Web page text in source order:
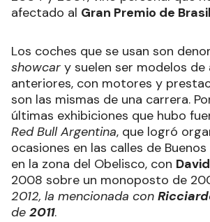
afectado al Gran Premio de Brasil
Los coches que se usan son
showcar y suelen ser modelos de
anteriores, con motores y
son las mismas de una carrera.
últimas exhibiciones que hubo
Red Bull Argentina, que logró
ocasiones en las calles de
en la zona del Obelisco, con
2008 sobre un monoposto de
2012, la mencionada con
de 2011.